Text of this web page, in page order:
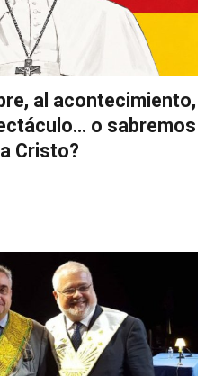
al acontecimiento,
o sabremos
Cristo?